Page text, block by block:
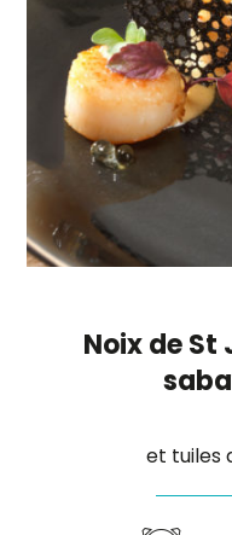
Noix de St
et tuiles